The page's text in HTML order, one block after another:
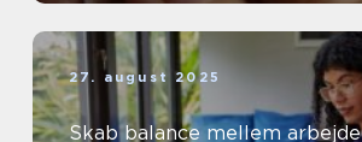
27. august 2025
Skab balance mellem